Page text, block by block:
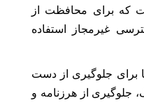
که برای محافظت از
غیرمجاز استفاده
برای جلوگیری از دست
جلوگیری از هرزنامه و